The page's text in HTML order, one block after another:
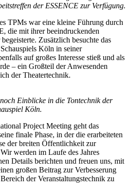
der ESSENCE zur Verfügung.
TPMs war eine kleine Führung durch
die mit ihrer beeindruckenden
Zusätzlich besuchte das
Köln in seiner
auf großes Interesse stieß und als
– ein Großteil der Anwesenden
der Theatertechnik.
Einblicke in die Tontechnik der
Köln.
Project Meeting geht das
finale Phase, in der die erarbeiteten
der breiten Öffentlichkeit zur
werden im Laufe des Jahres
Details berichten und freuen uns, mit
großen Beitrag zur Verbesserung
der Veranstaltungstechnik zu